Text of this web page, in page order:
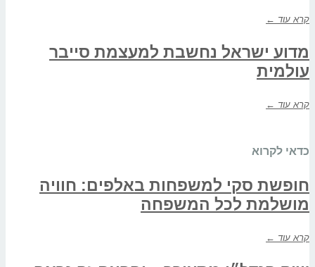
קרא עוד ←
מדוע ישראל נחשבת למעצמת סייבר
עולמית
קרא עוד ←
כדאי לקרוא
חופשת סקי למשפחות באלפים: חוויה
מושלמת לכל המשפחה
קרא עוד ←